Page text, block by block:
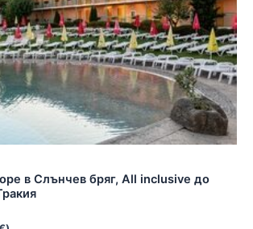
в Слънчев бряг, All inclusive до